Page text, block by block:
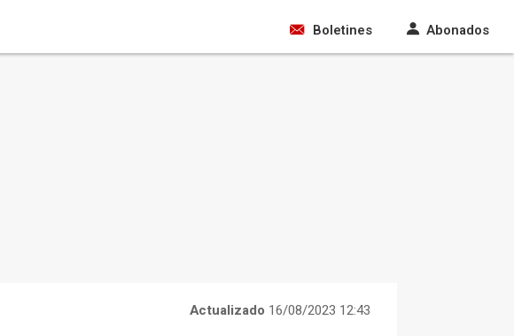
Boletines Abonados
Actualizado 16/08/2023 12:43